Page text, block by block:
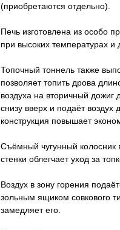
(приобретаются отдельно).
Печь изготовлена из особо
при высоких температурах
Топочный тоннель также
позволяет топить дрова
воздуха на вторичный дожиг
снизу вверх и подаёт воздух
конструкция повышает
Съёмный чугунный колосник
стенки облегчает уход за
Воздух в зону горения
зольным ящиком совкового
замедляет его.